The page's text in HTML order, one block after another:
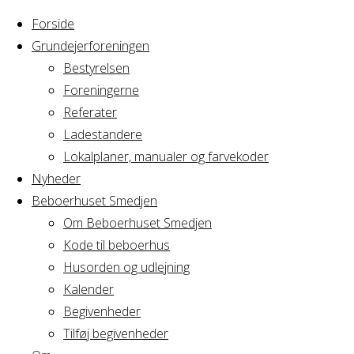
Forside
Grundejerforeningen
Bestyrelsen
Foreningerne
Referater
Ladestandere
Lokalplaner, manualer og farvekoder
Nyheder
Beboerhuset Smedjen
Om Beboerhuset Smedjen
Kode til beboerhus
Husorden og udlejning
Kalender
Begivenheder
Tilføj begivenheder
Home
Arrangement
Fredagsbar
Fredagsbar
Hvornår
29/12/2017
18:00 - 21:00